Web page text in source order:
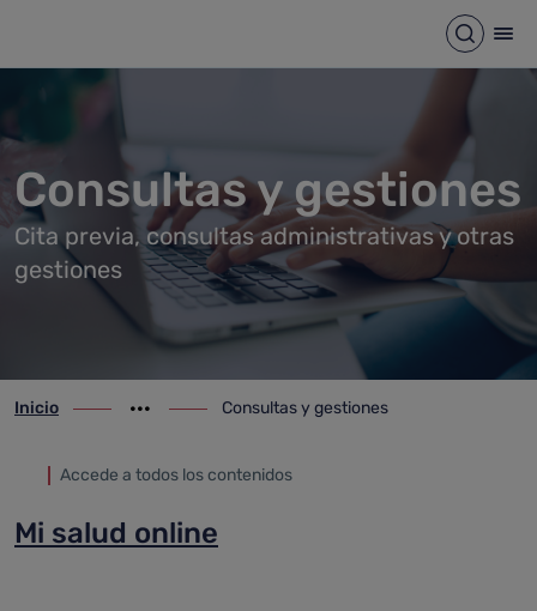
Abrir
Consultas y gestiones
Cita previa, consultas administrativas y otras
gestiones
ir-a inicio
Inicio
Mostrar opciones del camino de migas
ir-a Consultas y gestiones
Consultas y gestiones
Accede a todos los contenidos
Mi salud online